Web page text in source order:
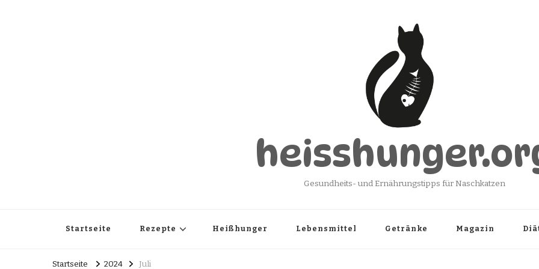
Gesundheits- und Ernährungstipps für Naschkatzen
Startseite Rezepte Heißhunger Lebensmittel Getränke Magazin
Startseite 2024 Juli